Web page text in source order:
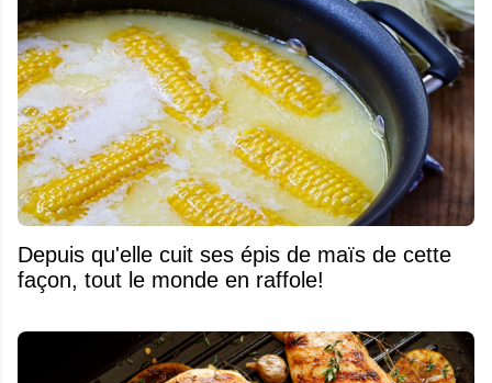
Depuis qu'elle cuit ses épis de maïs de cette
façon, tout le monde en raffole!